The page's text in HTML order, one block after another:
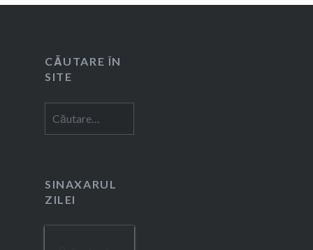
CĂUTARE ÎN
SITE
după:
SINAXARUL
ZILEI